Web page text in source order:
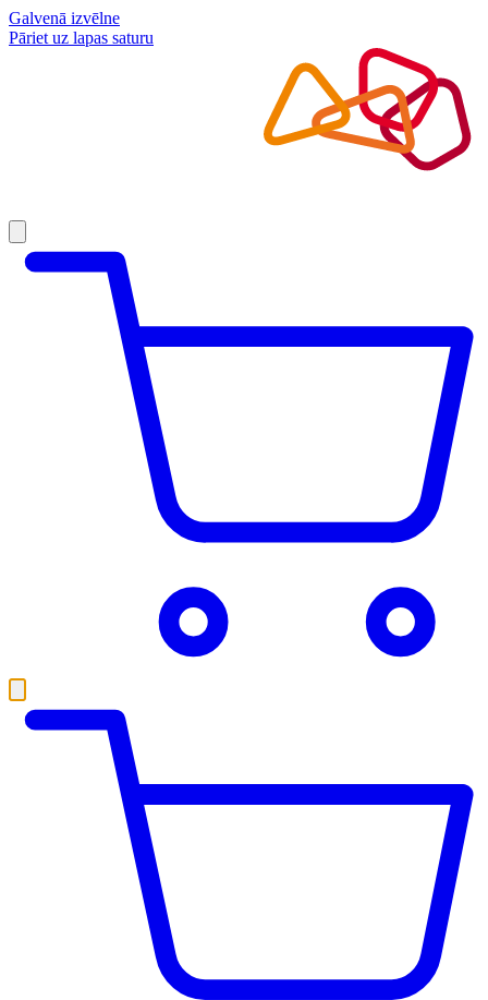
Galvenā izvēlne
Pāriet uz lapas saturu